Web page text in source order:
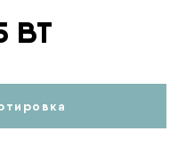
ВТ